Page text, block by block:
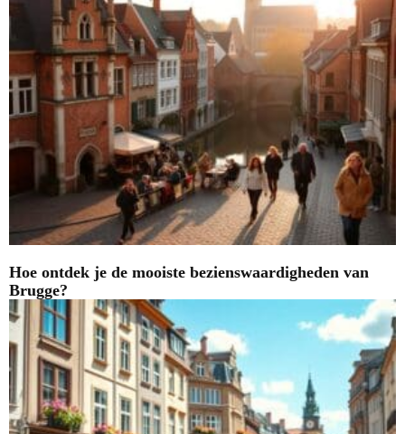
Hoe ontdek je de mooiste bezienswaardigheden van
Brugge?